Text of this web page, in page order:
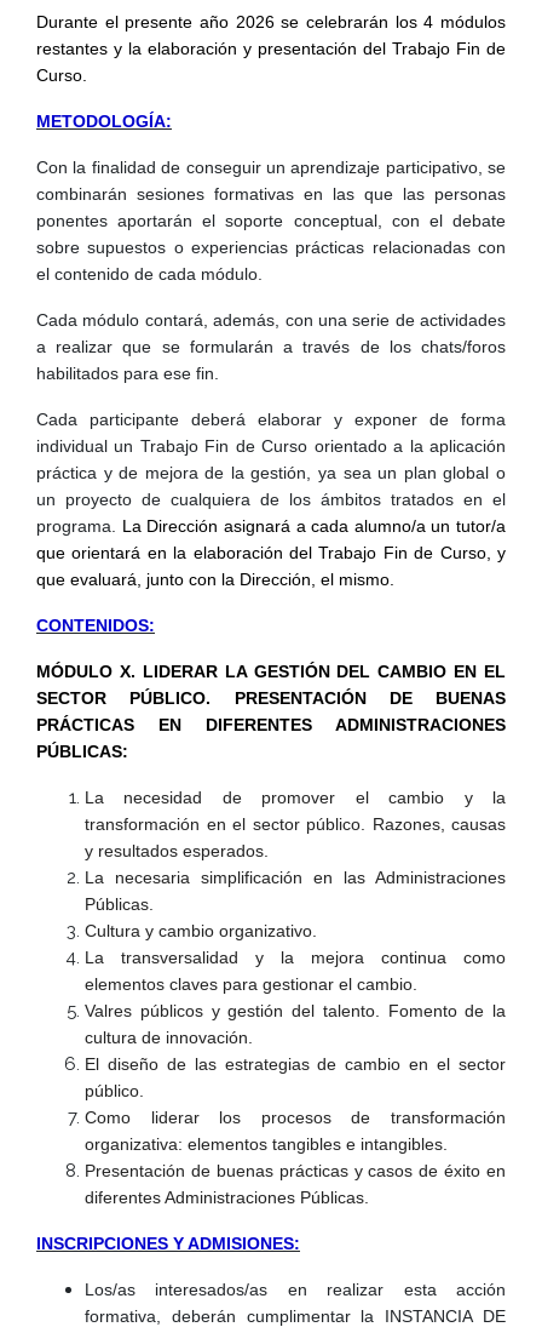
Durante el presente año 2026 se celebrarán los 4 módulos
restantes y la elaboración y presentación del Trabajo Fin de
Curso.
METODOLOGÍA:
Con la finalidad de conseguir un aprendizaje participativo, se
combinarán sesiones formativas en las que las personas
ponentes aportarán el soporte conceptual, con el debate
sobre supuestos o experiencias prácticas relacionadas con
el contenido de cada módulo.
Cada módulo contará, además, con una serie de actividades
a realizar que se formularán a través de los chats/foros
habilitados para ese fin.
Cada participante deberá elaborar y exponer de forma
individual un Trabajo Fin de Curso orientado a la aplicación
práctica y de mejora de la gestión, ya sea un plan global o
un proyecto de cualquiera de los ámbitos tratados en el
programa. La Dirección asignará a cada alumno/a un tutor/a
que orientará en la elaboración del Trabajo Fin de Curso, y
que evaluará, junto con la Dirección, el mismo.
CONTENIDOS:
MÓDULO X. LIDERAR LA GESTIÓN DEL CAMBIO EN EL
SECTOR PÚBLICO. PRESENTACIÓN DE BUENAS
PRÁCTICAS EN DIFERENTES ADMINISTRACIONES
PÚBLICAS:
La necesidad de promover el cambio y la
transformación en el sector público. Razones, causas
y resultados esperados.
La necesaria simplificación en las Administraciones
Públicas.
Cultura y cambio organizativo.
La transversalidad y la mejora continua como
elementos claves para gestionar el cambio.
Valres públicos y gestión del talento. Fomento de la
cultura de innovación.
El diseño de las estrategias de cambio en el sector
público.
Como liderar los procesos de transformación
organizativa: elementos tangibles e intangibles.
Presentación de buenas prácticas y casos de éxito en
diferentes Administraciones Públicas.
INSCRIPCIONES Y ADMISIONES:
Los/as interesados/as en realizar esta acción
formativa, deberán cumplimentar la INSTANCIA DE